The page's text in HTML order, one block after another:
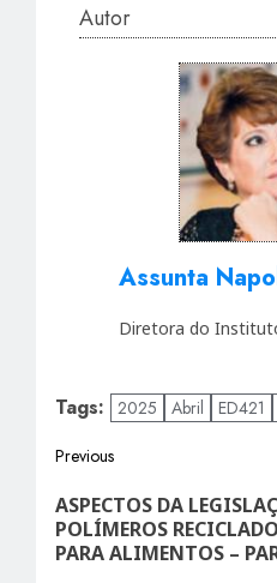
Autor
Assunta
Diretora do
Tags: 2025 Abril ED421
Post
navigation
Previous
Previous
post:
ASPECTOS DA
POLÍMEROS
PARA ALIMENTOS –